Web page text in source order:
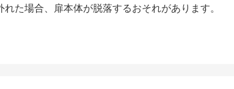
た場合、扉本体が脱落するおそれがあります。